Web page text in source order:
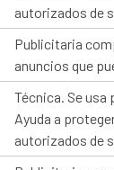
autorizados de
Publicitaria
anuncios que
Técnica. Se usa
Ayuda a
autorizados de